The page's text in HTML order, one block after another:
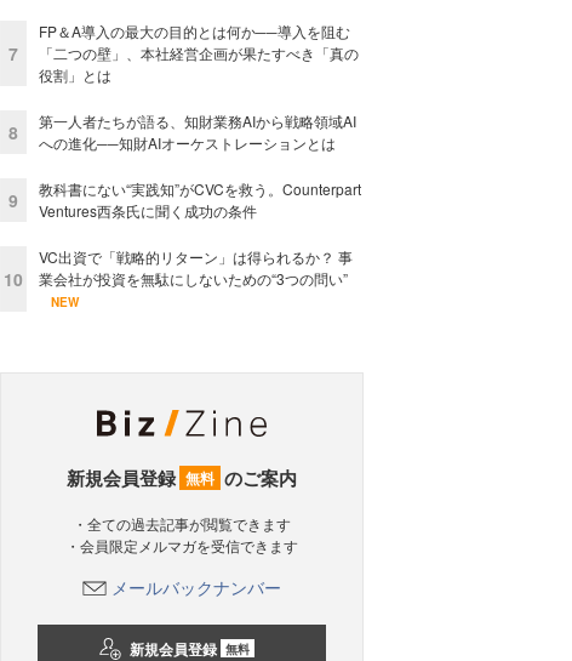
7
FP＆A導入の最大の目的とは何か──導入を阻む
「二つの壁」、本社経営企画が果たすべき「真の
役割」とは
8
第一人者たちが語る、知財業務AIから戦略領域AI
への進化──知財AIオーケストレーションとは
9
教科書にない“実践知”がCVCを救う。Counterpart
Ventures西条氏に聞く成功の条件
10
VC出資で「戦略的リターン」は得られるか？ 事
業会社が投資を無駄にしないための“3つの問い”
NEW
新規会員登録 無料 のご案内
・全ての過去記事が閲覧できます
・会員限定メルマガを受信できます
メールバックナンバー
新規会員登録 無料